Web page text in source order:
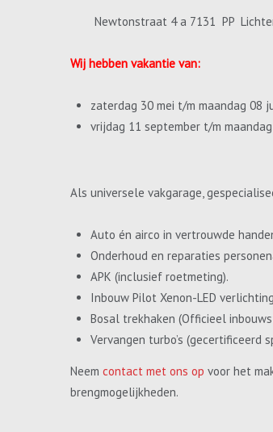
Newtonstraat 4 a 7131 PP
Wij hebben vakantie van:
zaterdag 30 mei t/m maandag 08
vrijdag 11 september t/m
Als universele vakgarage,
Auto én airco in vertrouwde
Onderhoud en reparaties
APK (inclusief roetmeting).
Inbouw Pilot Xenon-LED
Bosal trekhaken (Officieel
Vervangen turbo’s (gecertificeerd
Neem contact met ons op voor het
brengmogelijkheden.